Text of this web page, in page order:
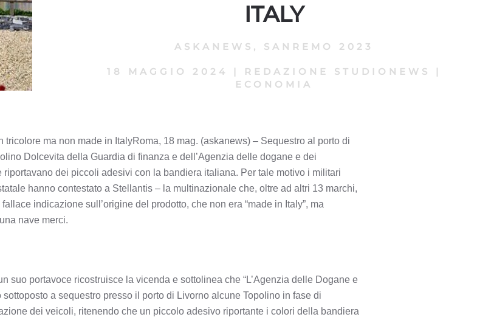
ITALY
ASKANEWS , SANREMO 2023
18 MAGGIO 2024 | REDAZIONE STUDIONEWS
|
ECONOMIA
ma non made in ItalyRoma, 18 mag. (askanews) – Sequestro al porto di
Dolcevita della Guardia di finanza e dell’Agenzia delle dogane e dei
dei piccoli adesivi con la bandiera italiana. Per tale motivo i militari
hanno contestato a Stellantis – la multinazionale che, oltre ad altri 13 marchi,
indicazione sull’origine del prodotto, che non era “made in Italy”, ma
nave merci.
suo portavoce ricostruisce la vicenda e sottolinea che “L’Agenzia delle Dogane e
a sequestro presso il porto di Livorno alcune Topolino in fase di
dei veicoli, ritenendo che un piccolo adesivo riportante i colori della bandiera